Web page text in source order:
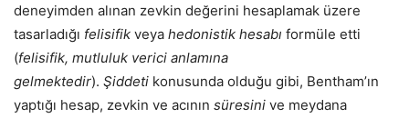
deneyimden alınan zevkin değerini hesaplamak üzere
tasarladığı felisifik veya hedonistik hesabı formüle etti
(felisifik, mutluluk verici anlamına
gelmektedir). Şiddeti konusunda olduğu gibi, Bentham’ın
yaptığı hesap, zevkin ve acının süresini ve meydana